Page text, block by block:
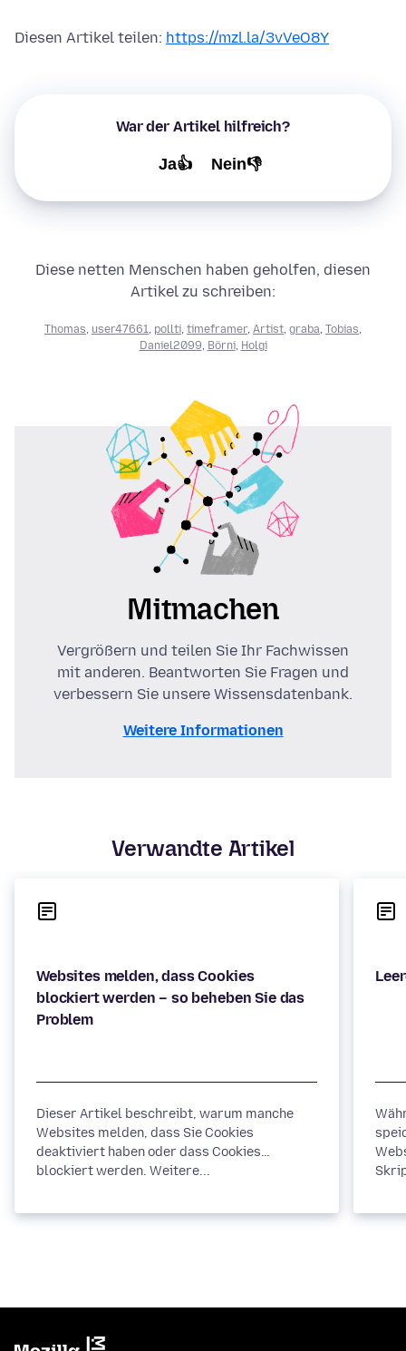
Diesen Artikel teilen: https://mzl.la/3vVeO8Y
War der Artikel hilfreich?
Ja👍 Nein👎
Diese netten Menschen haben geholfen, diesen
Artikel zu schreiben:
Thomas user47661 pollti timeframer, Artist graba Tobias
Daniel2099 Börni, Holgi
Mitmachen
Vergrößern und teilen Sie Ihr Fachwissen
mit anderen. Beantworten Sie Fragen und
verbessern Sie unsere Wissensdatenbank.
Weitere Informationen
Verwandte Artikel
Websites melden, dass Cookies
blockiert werden – so beheben Sie das
Problem
Dieser Artikel beschreibt, warum manche
Websites melden, dass Sie Cookies
deaktiviert haben oder dass Cookies
blockiert werden. Weitere...